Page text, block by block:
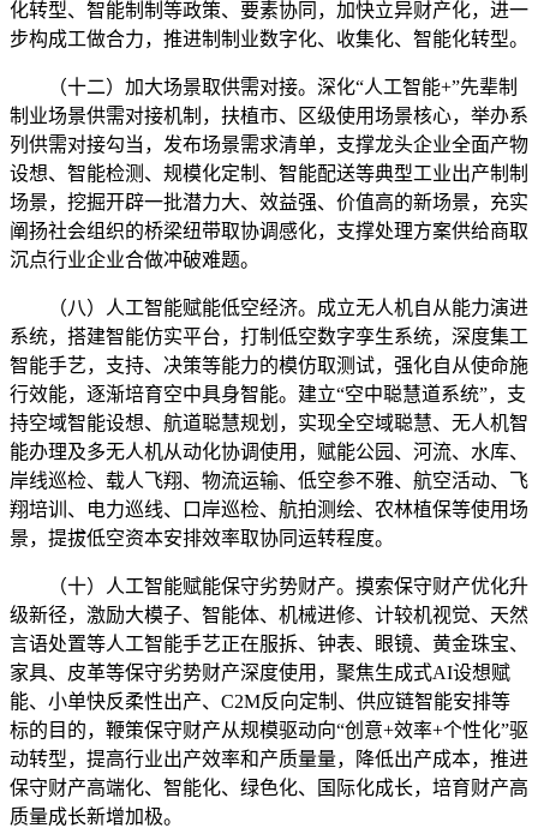
化转型、智能制制等政策、要素协同，加快立异财产化，进一
步构成工做合力，推进制制业数字化、收集化、智能化转型。
（十二）加大场景取供需对接。深化“人工智能+”先辈制
制业场景供需对接机制，扶植市、区级使用场景核心，举办系
列供需对接勾当，发布场景需求清单，支撑龙头企业全面产物
设想、智能检测、规模化定制、智能配送等典型工业出产制制
场景，挖掘开辟一批潜力大、效益强、价值高的新场景，充实
阐扬社会组织的桥梁纽带取协调感化，支撑处理方案供给商取
沉点行业企业合做冲破难题。
（八）人工智能赋能低空经济。成立无人机自从能力演进
系统，搭建智能仿实平台，打制低空数字孪生系统，深度集工
智能手艺，支持、决策等能力的模仿取测试，强化自从使命施
行效能，逐渐培育空中具身智能。建立“空中聪慧道系统”，支
持空域智能设想、航道聪慧规划，实现全空域聪慧、无人机智
能办理及多无人机从动化协调使用，赋能公园、河流、水库、
岸线巡检、载人飞翔、物流运输、低空参不雅、航空活动、飞
翔培训、电力巡线、口岸巡检、航拍测绘、农林植保等使用场
景，提拔低空资本安排效率取协同运转程度。
（十）人工智能赋能保守劣势财产。摸索保守财产优化升
级新径，激励大模子、智能体、机械进修、计较机视觉、天然
言语处置等人工智能手艺正在服拆、钟表、眼镜、黄金珠宝、
家具、皮革等保守劣势财产深度使用，聚焦生成式AI设想赋
能、小单快反柔性出产、C2M反向定制、供应链智能安排等
标的目的，鞭策保守财产从规模驱动向“创意+效率+个性化”驱
动转型，提高行业出产效率和产质量量，降低出产成本，推进
保守财产高端化、智能化、绿色化、国际化成长，培育财产高
质量成长新增加极。